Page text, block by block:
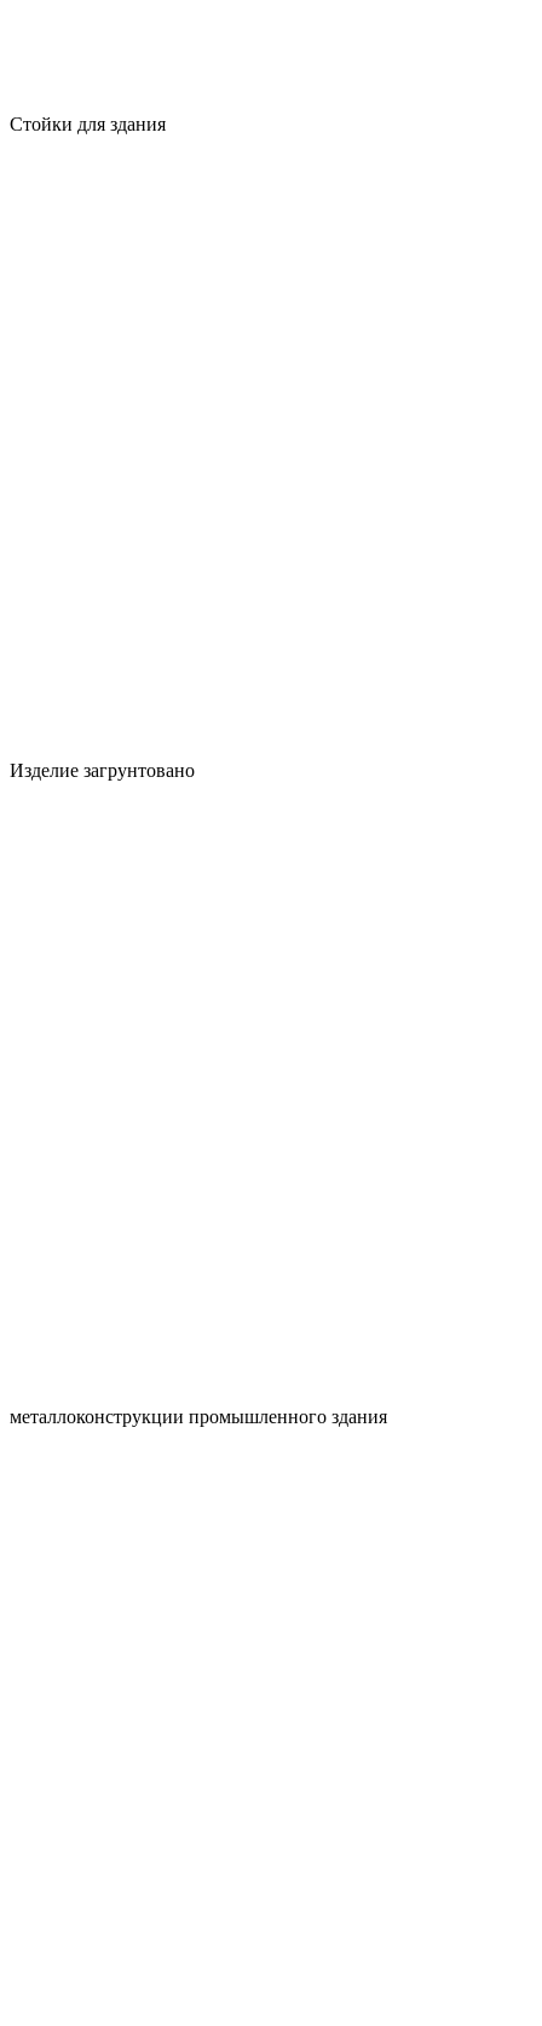
Стойки для здания
Изделие загрунтовано
металлоконструкции промышленного здания